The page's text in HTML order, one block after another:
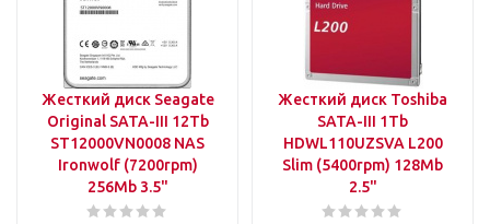
Жесткий диск Seagate
Original SATA-III 12Tb
ST12000VN0008 NAS
Ironwolf (7200rpm)
256Mb 3.5"
Жесткий диск Toshiba
SATA-III 1Tb
HDWL110UZSVA L200
Slim (5400rpm) 128Mb
2.5"